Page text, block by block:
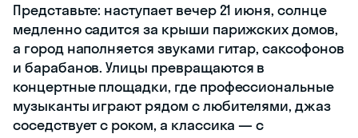
Представьте: наступает вечер 21 июня, солнце
медленно садится за крыши парижских домов,
а город наполняется звуками гитар, саксофонов
и барабанов. Улицы превращаются в
концертные площадки, где профессиональные
музыканты играют рядом с любителями, джаз
соседствует с роком, а классика — с